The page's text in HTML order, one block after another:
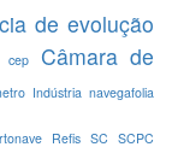
de evolução
cep
Câmara de
Indústria navegafolia
Refis SC SCPC